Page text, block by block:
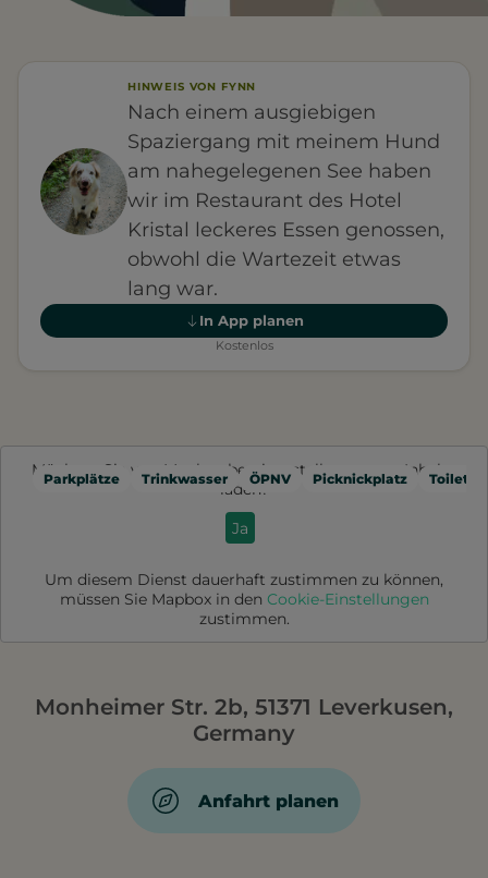
HINWEIS VON FYNN
Nach einem ausgiebigen
Spaziergang mit meinem Hund
am nahegelegenen See haben
wir im Restaurant des Hotel
Kristal leckeres Essen genossen,
obwohl die Wartezeit etwas
lang war.
In App planen
Kostenlos
Parkplätze Trinkwasser ÖPNV Picknickplatz
Möchten Sie von Mapbox
bereitgestellte externe Inhalte
laden?
Ja
Um diesem Dienst dauerhaft zustimmen zu können,
müssen Sie Mapboxin den Cookie-Einstellungen
zustimmen.
Monheimer Str. 2b, 51371 Leverkusen,
Germany
Anfahrt planen